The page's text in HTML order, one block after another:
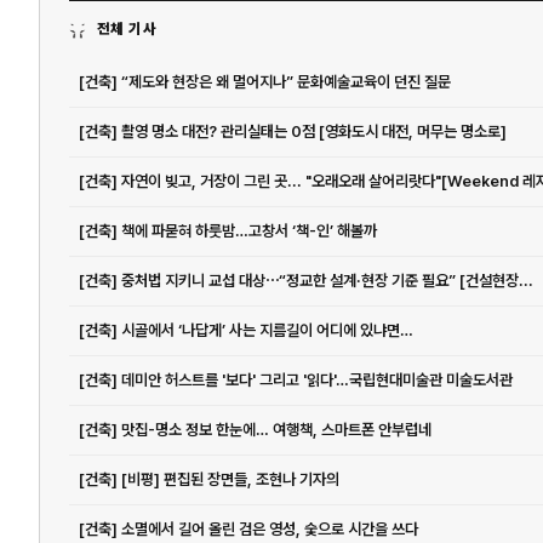
전체 기사
[건축] “제도와 현장은 왜 멀어지나” 문화예술교육이 던진 질문
[건축] 촬영 명소 대전? 관리실태는 0점 [영화도시 대전, 머무는 명소로]
[건축] 자연이 빚고, 거장이 그린 곳... "오래오래 살어리랏다"[Weekend 레
[건축] 책에 파묻혀 하룻밤…고창서 ‘책-인’ 해볼까
[건축] 중처법 지키니 교섭 대상⋯“정교한 설계·현장 기준 필요” [건설현장...
[건축] 시골에서 ‘나답게’ 사는 지름길이 어디에 있냐면…
[건축] 데미안 허스트를 '보다' 그리고 '읽다'…국립현대미술관 미술도서관
[건축] 맛집-명소 정보 한눈에… 여행책, 스마트폰 안부럽네
[건축] [비평] 편집된 장면들, 조현나 기자의
[건축] 소멸에서 길어 올린 검은 영성, 숯으로 시간을 쓰다